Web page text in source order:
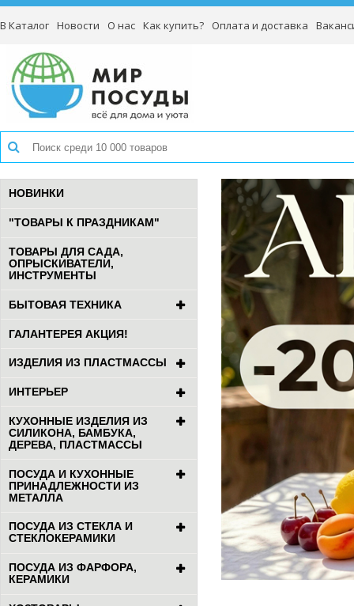
В Каталог Новости О нас Как купить? Оплата и доставка
НОВИНКИ
"ТОВАРЫ К ПРАЗДНИКАМ"
ТОВАРЫ ДЛЯ САДА,
ОПРЫСКИВАТЕЛИ,
ИНСТРУМЕНТЫ
БЫТОВАЯ ТЕХНИКА
ГАЛАНТЕРЕЯ АКЦИЯ!
ИЗДЕЛИЯ ИЗ ПЛАСТМАССЫ
ИНТЕРЬЕР
КУХОННЫЕ ИЗДЕЛИЯ ИЗ
СИЛИКОНА, БАМБУКА,
ДЕРЕВА, ПЛАСТМАССЫ
ПОСУДА И КУХОННЫЕ
ПРИНАДЛЕЖНОСТИ ИЗ
МЕТАЛЛА
ПОСУДА ИЗ СТЕКЛА И
СТЕКЛОКЕРАМИКИ
ПОСУДА ИЗ ФАРФОРА,
КЕРАМИКИ